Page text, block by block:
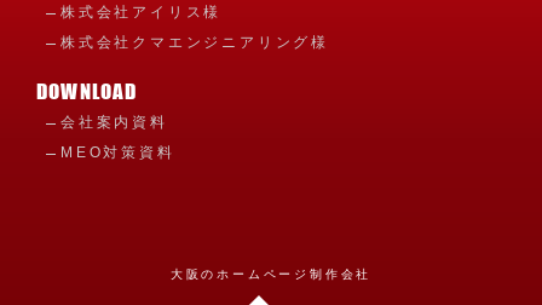
株式会社アイリス様
株式会社クマエンジニアリング様
DOWNLOAD
会社案内資料
MEO対策資料
大阪のホームページ制作会社